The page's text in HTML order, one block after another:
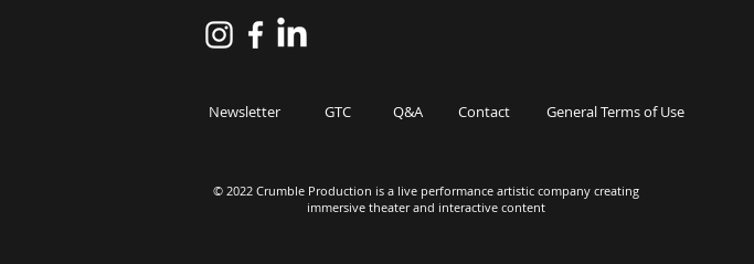
Newsletter GTC Q&A Contact General Terms of Use
© 2022 Crumble Production is a live performance artistic company creating
immersive theater and interactive content